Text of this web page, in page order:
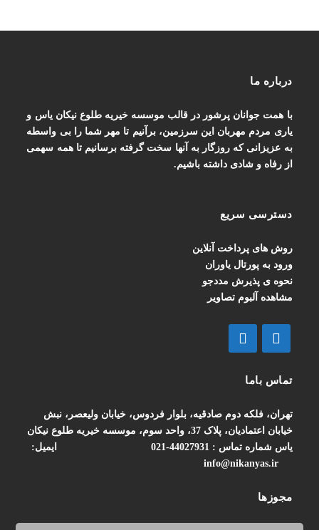
درباره ما
با همت جوانان پرشور در قالب موسسه خیریه طلوع نیکان یاس و
یاری مردم مهربان این سرزمین، برآنیم تا مهر شما را بی واسطه
به عزیزانی که روزگار به آنها سخت گرفته برسانیم تا همه سهمی
از رفاه و شادی داشته باشیم.
دسترسی سریع
روش های پرداخت آنلاین
ورود به پورتال یاوران
نحوه ی پذیرش مددجو
مشاهده آلبوم تصاویر
تماس باما
تهران، فلکه دوم صادقیه، بلوار فردوس، خیابان ولیعصر، نبش
خیابان اعتمادیان، پلاک 37، واحد سوم، موسسه خیریه طلوع نیکان
یاس شماره تماس : 44027931-021
ایمیل:
info@nikanyas.ir
مجوزها